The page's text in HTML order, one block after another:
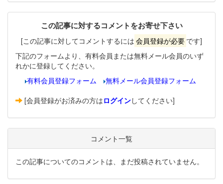
この記事に対するコメントをお寄せ下さい
[この記事に対してコメントするには 会員登録が必要 です]
下記のフォームより、有料会員または無料メール会員のいず
れかに登録してください。
有料会員登録フォーム
無料メール会員登録フォーム
[会員登録がお済みの方はログインしてください]
コメント一覧
この記事についてのコメントは、まだ投稿されていません。